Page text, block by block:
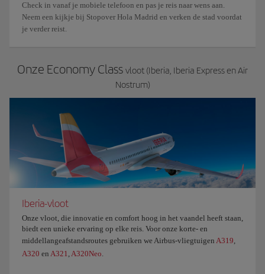
Check in vanaf je mobiele telefoon en pas je reis naar wens aan.
Neem een kijkje bij Stopover Hola Madrid en verken de stad voordat
je verder reist.
Onze Economy Class vloot (Iberia, Iberia Express en Air
Nostrum)
Iberia-vloot
Onze vloot, die innovatie en comfort hoog in het vaandel heeft staan,
biedt een unieke ervaring op elke reis. Voor onze korte- en
middellangeafstandsroutes gebruiken we Airbus-vliegtuigen A319
A320 en A321 A320Neo